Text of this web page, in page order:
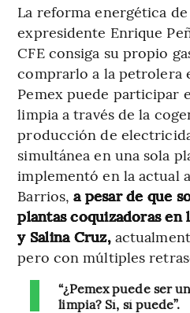
La reforma energética de
expresidente Enrique
CFE consiga su propio
comprarlo a la petrolera
Pemex puede participar
limpia a través de la
producción de
simultánea en una sola
implementó en la actual
Barrios,a pesar de que
plantas coquizadoras en
y Salina Cruz,
pero con múltiples
“¿Pemex puede ser
limpia? Sí, sí puede”.